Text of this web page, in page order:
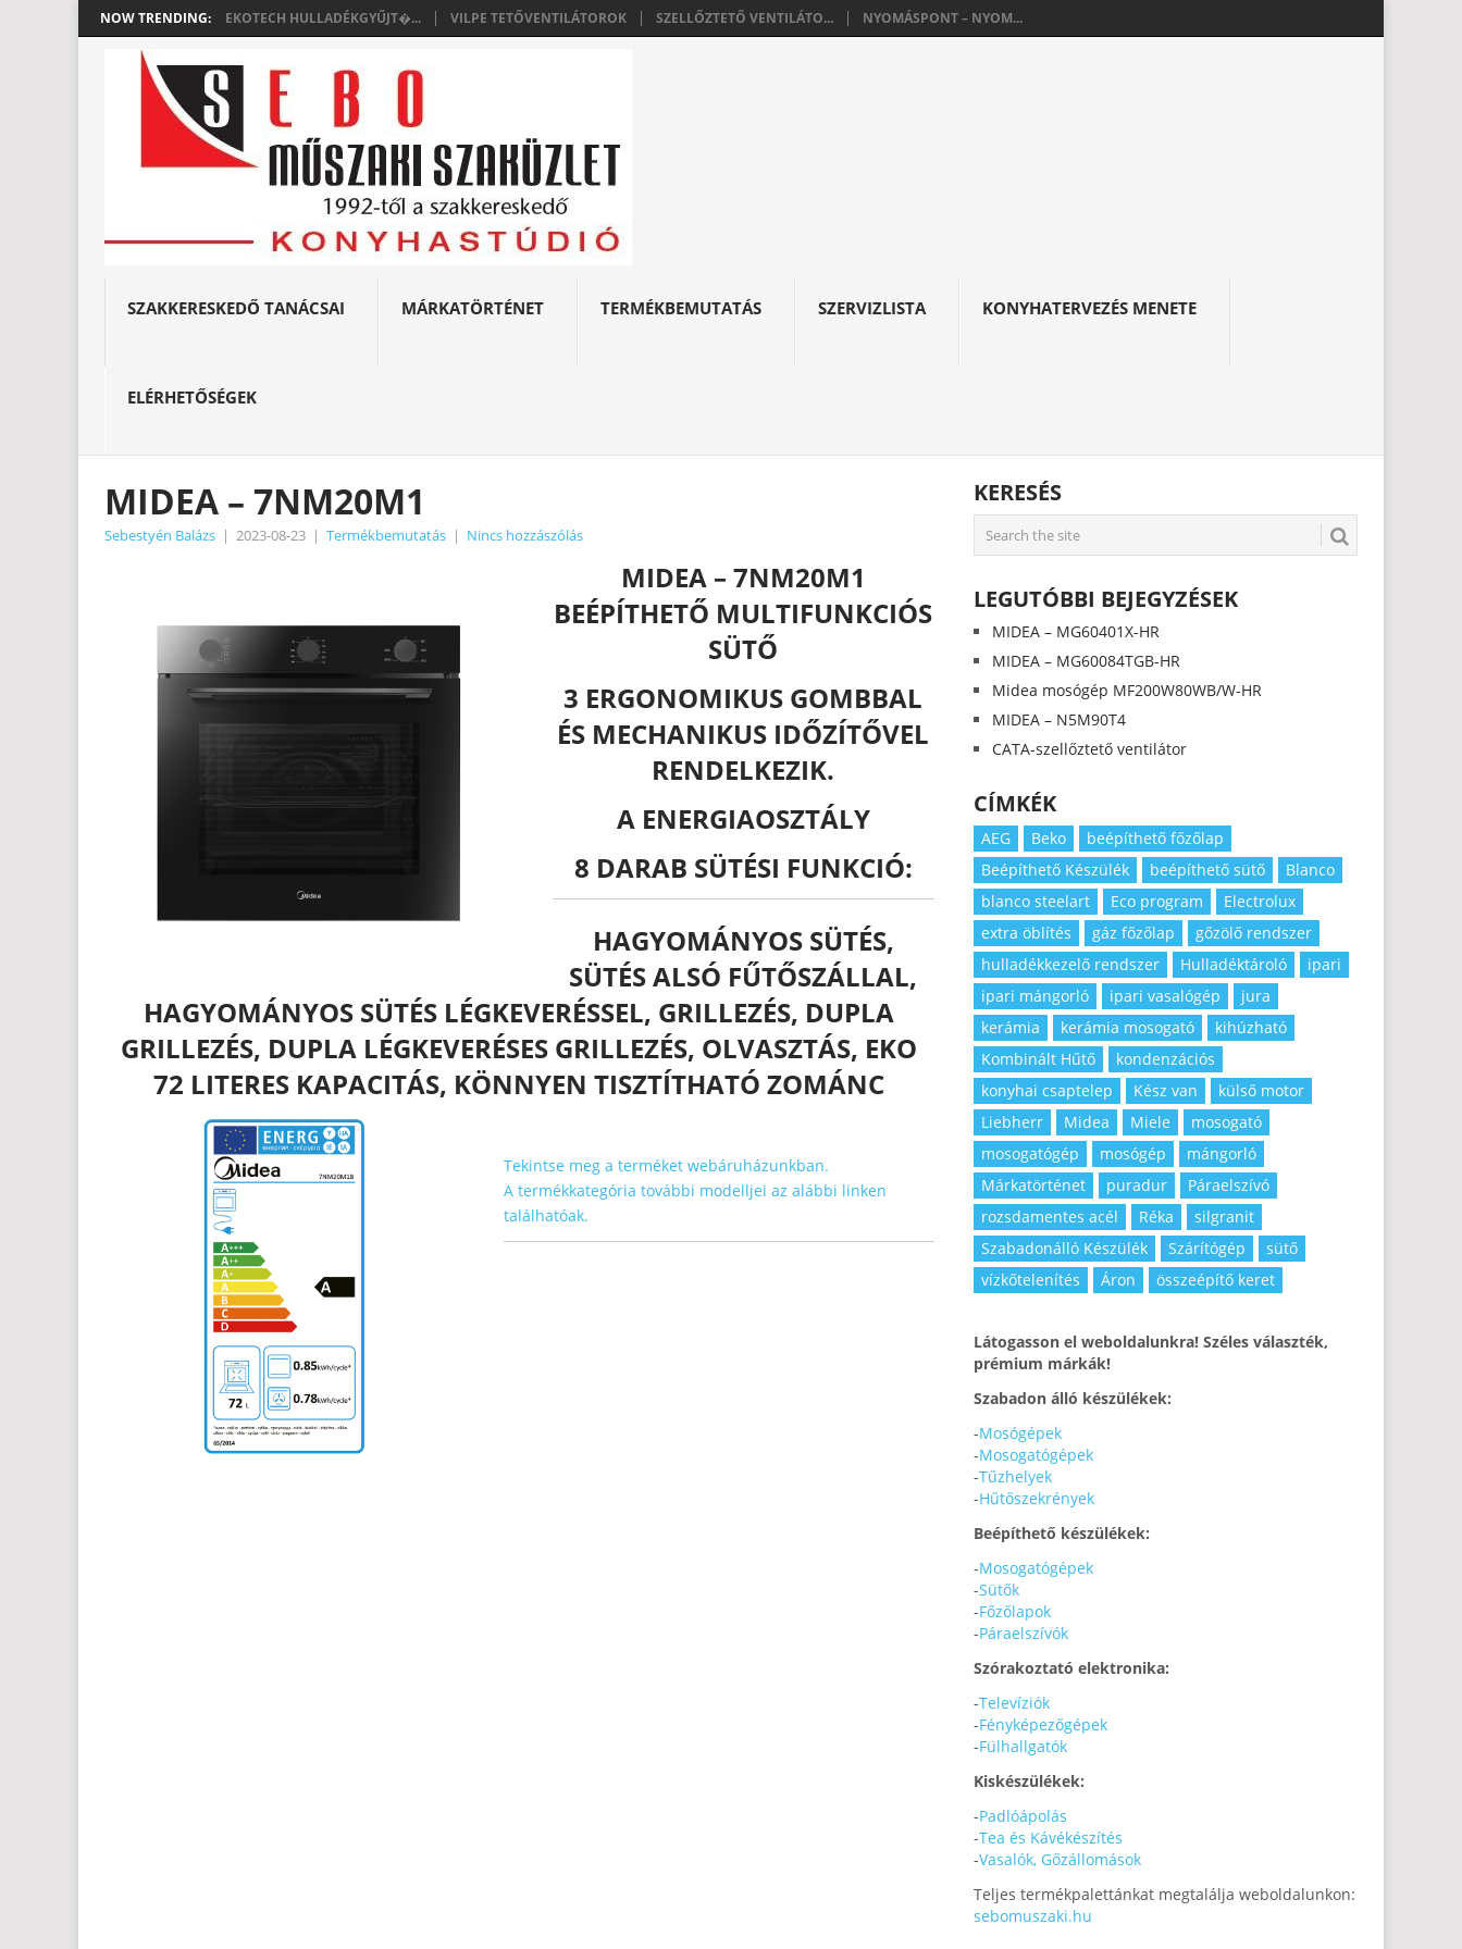
NOW TRENDING: EKOTECH HULLADÉKGYŰJT�... VILPE TETŐVENTILÁTOROK SZELLŐZTETŐ VENTILÁTO... NYOMÁSPONT – NYOM...
SZAKKERESKEDŐ TANÁCSAI MÁRKATÖRTÉNET TERMÉKBEMUTATÁS SZERVIZLISTA KONYHATERVEZÉS MENETE
ELÉRHETŐSÉGEK
MIDEA – 7NM20M1
Sebestyén Balázs | 2023-08-23 | Termékbemutatás | Nincs hozzászólás
MIDEA – 7NM20M1
BEÉPÍTHETŐ MULTIFUNKCIÓS
SÜTŐ
3 ERGONOMIKUS GOMBBAL
ÉS MECHANIKUS IDŐZÍTŐVEL
RENDELKEZIK.
AENERGIAOSZTÁLY
8 DARAB SÜTÉSI FUNKCIÓ:
HAGYOMÁNYOS SÜTÉS,
SÜTÉS ALSÓ FŰTŐSZÁLLAL,
HAGYOMÁNYOS SÜTÉS LÉGKEVERÉSSEL, GRILLEZÉS, DUPLA
GRILLEZÉS, DUPLA LÉGKEVERÉSES GRILLEZÉS, OLVASZTÁS, EKO
72 LITERES KAPACITÁS, KÖNNYEN TISZTÍTHATÓ ZOMÁNC
Tekintse meg a terméket webáruházunkban.
A termékkategória további modelljei az alábbi linken
találhatóak.
KERESÉS
LEGUTÓBBI BEJEGYZÉSEK
MIDEA – MG60401X-HR
MIDEA – MG60084TGB-HR
Midea mosógép MF200W80WB/W-HR
MIDEA – N5M90T4
CATA-szellőztető ventilátor
CÍMKÉK
AEG Beko
beépíthető főzőlap
Beépíthető Készülék
beépíthető sütő
Blanco
blanco steelart
Eco program
Electrolux
extra öblítés
gáz főzőlap
gőzölő rendszer
hulladékkezelő rendszer
Hulladéktároló
ipari
ipari mángorló
ipari vasalógép
jura
kerámia
kerámia mosogató
kihúzható
Kombinált Hűtő
kondenzációs
konyhai csaptelep
Kész van
külső motor
Liebherr
Midea Miele
mosogató
mosogatógép
mosógép
mángorló
Márkatörténet
puradur
Páraelszívó
rozsdamentes acél
Réka
silgranit
Szabadonálló Készülék
Szárítógép
sütő
vízkőtelenítés
Áron összeépítő keret
Látogasson el weboldalunkra! Széles választék,
prémium márkák!
Szabadon álló készülékek:
-Mosógépek
-Mosogatógépek
-Tűzhelyek
-Hűtőszekrények
Beépíthető készülékek:
-Mosogatógépek
-Sütők
-Főzőlapok
-Páraelszívók
Szórakoztató elektronika:
-Televíziók
-Fényképezőgépek
-Fülhallgatók
Kiskészülékek:
-Padlóápolás
-Tea és Kávékészítés
-Vasalók, Gőzállomások
Teljes termékpalettánkat megtalálja weboldalunkon:
sebomuszaki.hu